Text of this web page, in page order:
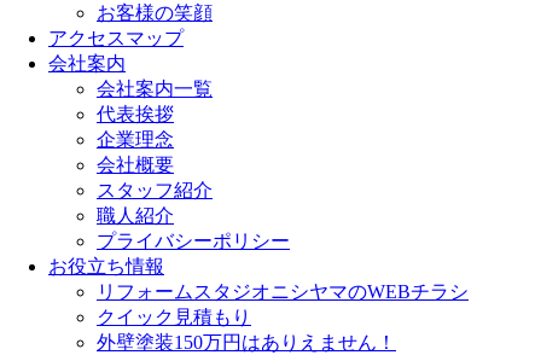
お客様の笑顔
アクセスマップ
会社案内
会社案内一覧
代表挨拶
企業理念
会社概要
スタッフ紹介
職人紹介
プライバシーポリシー
お役立ち情報
リフォームスタジオニシヤマのWEBチラシ
クイック見積もり
外壁塗装150万円はありえません！